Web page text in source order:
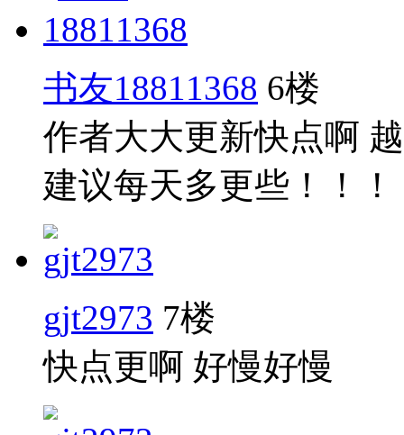
书友18811368 6楼
作者大大更新快点啊
建议每天多更些！！！
gjt2973 7楼
快点更啊 好慢好慢